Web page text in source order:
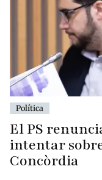
Política
El PS
intentar
Concòrdia